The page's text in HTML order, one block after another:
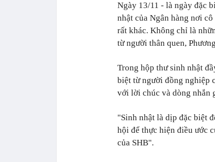
Ngày 13/11 - là ngày đặc
nhật của Ngân hàng nơi
rất khác. Không chỉ là
từ người thân quen,
Trong hộp thư sinh nhật
biệt từ người đồng nghiệp
với lời chúc và dòng nhắn
"Sinh nhật là dịp đặc biệt
hội để thực hiện điều ước
của SHB".